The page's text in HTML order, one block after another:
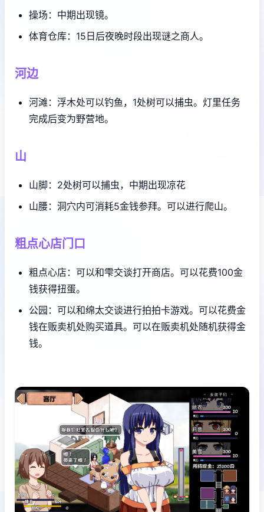
操场：中期出现镜。
体育仓库：15日后夜晚时段出现谜之商人。
河边
河滩：浮木处可以钓鱼，1处树可以捕虫。灯里任务
完成后变为野营地。
山
山脚：2处树可以捕虫，中期出现凉花
山腰：洞穴内可消耗5金钱参拜。可以进行爬山。
粗点心店门口
粗点心店：可以和雫交谈打开商店。可以花费100金
钱获得扭蛋。
公园：可以和绵太交谈进行拍拍卡游戏。可以花费金
钱在贩卖机处购买道具。可以在贩卖机处随机获得金
钱。